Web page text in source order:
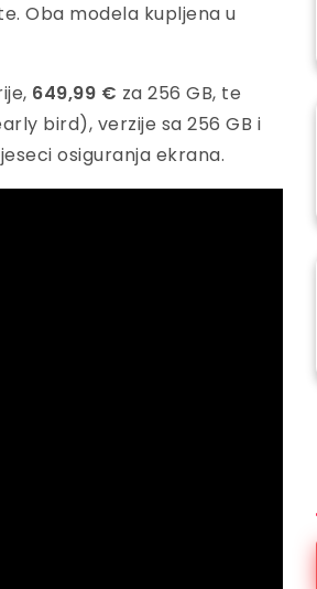
Oba modela kupljena u
649,99 € za 256 GB, te
bird), verzije sa 256 GB i
osiguranja ekrana.